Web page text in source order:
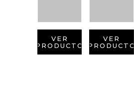
VER
PRODUCTO
VER
PRODUCTO